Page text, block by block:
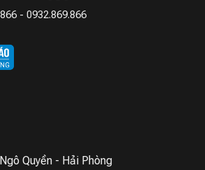
- 0932.869.866
Quyền - Hải Phòng